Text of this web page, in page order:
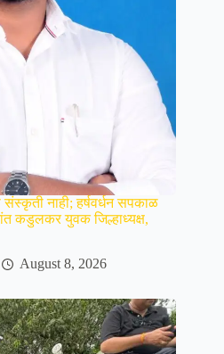
संस्कृती नाही; हर्षवर्धन सपकाळ
कडुलकर युवक जिल्हाध्यक्ष,
August 8, 2026